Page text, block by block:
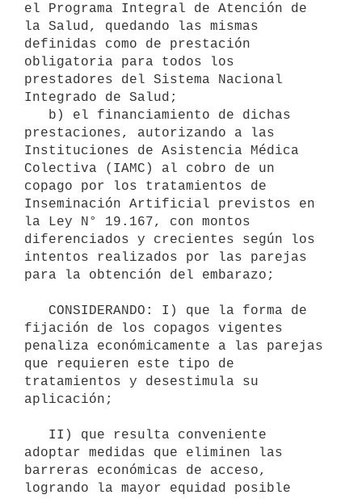
el Programa Integral de Atención de
la Salud, quedando las mismas
definidas como de prestación
obligatoria para todos los
prestadores del Sistema Nacional
Integrado de Salud;
prestaciones, autorizando a las
Instituciones de Asistencia Médica
Colectiva (IAMC) al cobro de un
copago por los tratamientos de
Inseminación Artificial previstos en
la Ley N° 19.167, con montos
diferenciados y crecientes según los
intentos realizados por las parejas
para la obtención del embarazo;
fijación de los copagos vigentes
penaliza económicamente a las parejas
que requieren este tipo de
tratamientos y desestimula su
aplicación;
adoptar medidas que eliminen las
barreras económicas de acceso,
logrando la mayor equidad posible